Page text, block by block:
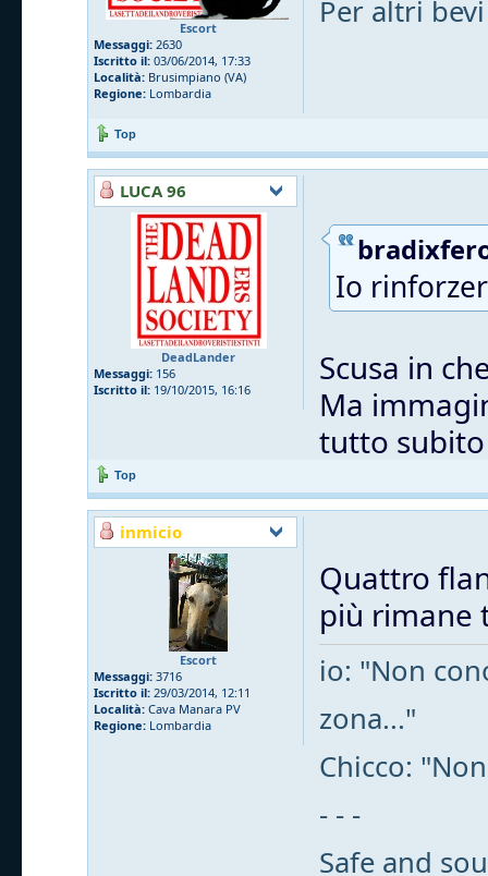
Escort
Messaggi: 2630
Iscritto il: 03/06/2014, 17:33
Località: Brusimpiano (VA)
Regione: Lombardia
Per altri bevi
Top
LUCA 96
DeadLander
Messaggi: 156
Iscritto il: 19/10/2015, 16:16
Io
Scusa in
Ma
tutto
Top
inmicio
Escort
Messaggi: 3716
Iscritto il: 29/03/2014, 12:11
Località: Cava Manara PV
Regione: Lombardia
Quattro
più rimane
io: "Non
zona..."
Chicco:
- - -
Safe and